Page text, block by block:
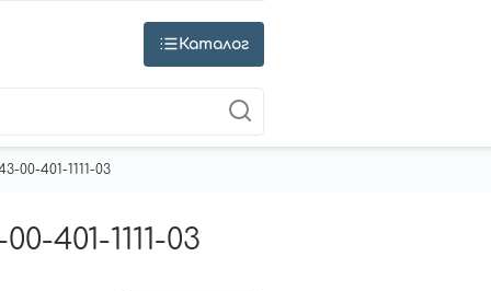
Каталог
401-1111-03
1111-03